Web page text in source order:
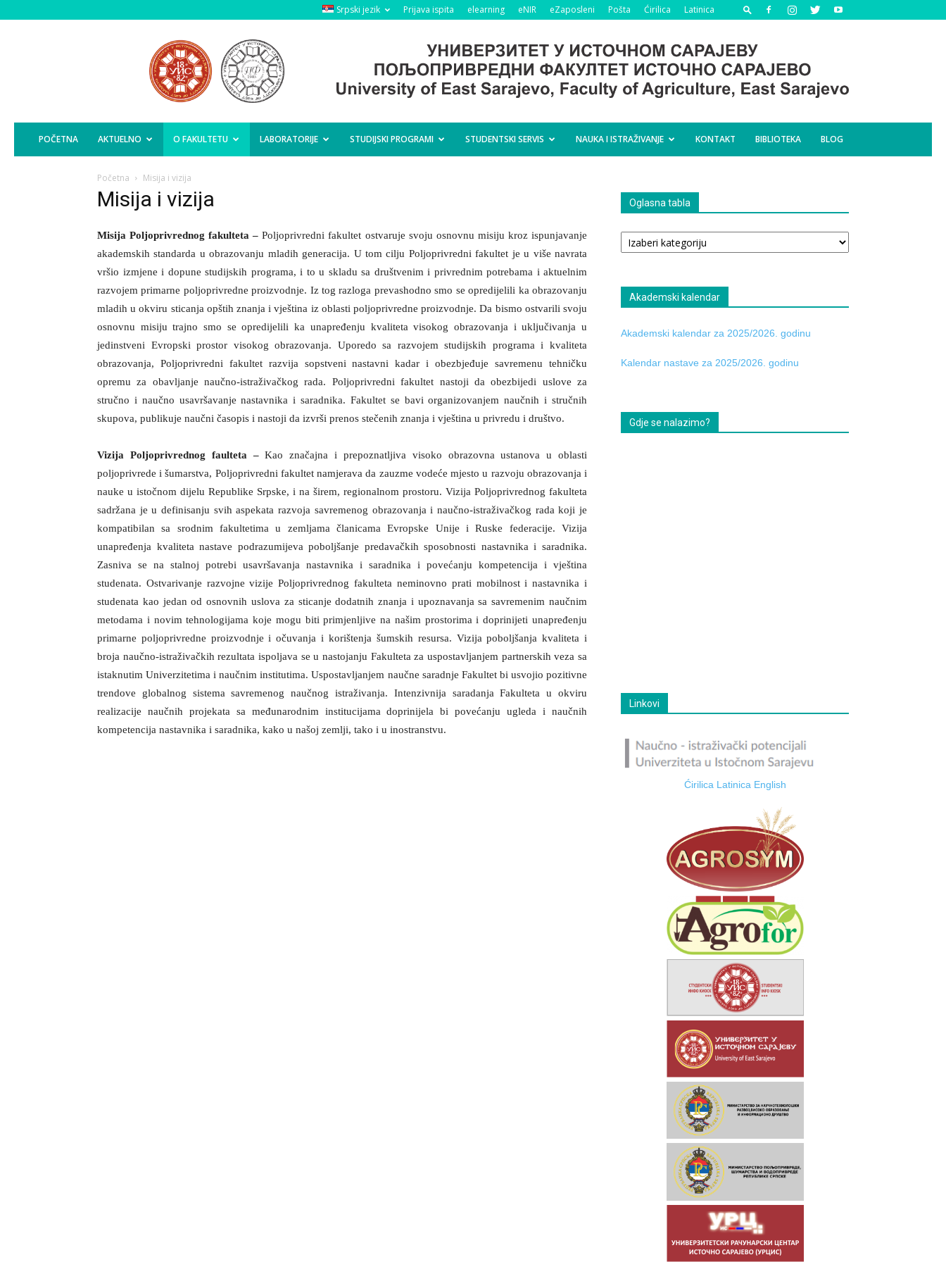
Srpski jezik Prijava ispita elearning eNIR eZaposleni Pošta Ćirilica Latinica
Poljoprivredni
Fakultet
Istočno
Sarajevo
POČETNA AKTUELNO O FAKULTETU LABORATORIJE STUDIJSKI PROGRAMI STUDENTSKI SERVIS NAUKA I ISTRAŽIVANJE KONTAKT BIBLIOTEKA BLOG
Početna Misija i vizija
Misija i vizija
Misija Poljoprivrednog fakulteta –Poljoprivredni fakultet ostvaruje svoju osnovnu misiju kroz ispunjavanje
akademskih standarda u obrazovanju mladih generacija. U tom cilju Poljoprivredni fakultet je u više navrata
vršio izmjene i dopune studijskih programa, i to u skladu sa društvenim i privrednim potrebama i aktuelnim
razvojem primarne poljoprivredne proizvodnje. Iz tog razloga prevashodno smo se opredijelili ka obrazovanju
mladih u okviru sticanja opštih znanja i vještina iz oblasti poljoprivredne proizvodnje. Da bismo ostvarili svoju
osnovnu misiju trajno smo se opredijelili ka unapređenju kvaliteta visokog obrazovanja i uključivanja u
jedinstveni Evropski prostor visokog obrazovanja. Uporedo sa razvojem studijskih programa i kvaliteta
obrazovanja, Poljoprivredni fakultet razvija sopstveni nastavni kadar i obezbjeđuje savremenu tehničku
opremu za obavljanje naučno-istraživačkog rada. Poljoprivredni fakultet nastoji da obezbijedi uslove za
stručno i naučno usavršavanje nastavnika i saradnika. Fakultet se bavi organizovanjem naučnih i stručnih
skupova, publikuje naučni časopis i nastoji da izvrši prenos stečenih znanja i vještina u privredu i društvo.
Vizija Poljoprivrednog faulteta –Kao značajna i prepoznatljiva visoko obrazovna ustanova u oblasti
poljoprivrede i šumarstva, Poljoprivredni fakultet namjerava da zauzme vodeće mjesto u razvoju obrazovanja i
nauke u istočnom dijelu Republike Srpske, i na širem, regionalnom prostoru. Vizija Poljoprivrednog fakulteta
sadržana je u definisanju svih aspekata razvoja savremenog obrazovanja i naučno-istraživačkog rada koji je
kompatibilan sa srodnim fakultetima u zemljama članicama Evropske Unije i Ruske federacije. Vizija
unapređenja kvaliteta nastave podrazumijeva poboljšanje predavačkih sposobnosti nastavnika i saradnika.
Zasniva se na stalnoj potrebi usavršavanja nastavnika i saradnika i povećanju kompetencija i vještina
studenata. Ostvarivanje razvojne vizije Poljoprivrednog fakulteta neminovno prati mobilnost i nastavnika i
studenata kao jedan od osnovnih uslova za sticanje dodatnih znanja i upoznavanja sa savremenim naučnim
metodama i novim tehnologijama koje mogu biti primjenljive na našim prostorima i doprinijeti unapređenju
primarne poljoprivredne proizvodnje i očuvanja i korištenja šumskih resursa. Vizija poboljšanja kvaliteta i
broja naučno-istraživačkih rezultata ispoljava se u nastojanju Fakulteta za uspostavljanjem partnerskih veza sa
istaknutim Univerzitetima i naučnim institutima. Uspostavljanjem naučne saradnje Fakultet bi usvojio pozitivne
trendove globalnog sistema savremenog naučnog istraživanja. Intenzivnija saradanja Fakulteta u okviru
realizacije naučnih projekata sa međunarodnim institucijama doprinijela bi povećanju ugleda i naučnih
kompetencija nastavnika i saradnika, kako u našoj zemlji, tako i u inostranstvu.
Oglasna tabla
Oglasna
tabla
Akademski kalendar
Akademski kalendar za 2025/2026. godinu
Kalendar nastave za 2025/2026. godinu
Gdje se nalazimo?
Linkovi
Ćirilica Latinica English